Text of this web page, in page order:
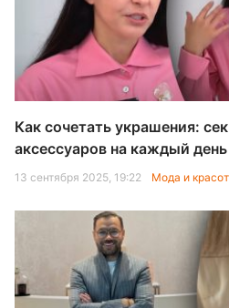
Как сочетать украшения:
аксессуаров на каждый день
13 сентября 2025, 19:22 Мода и